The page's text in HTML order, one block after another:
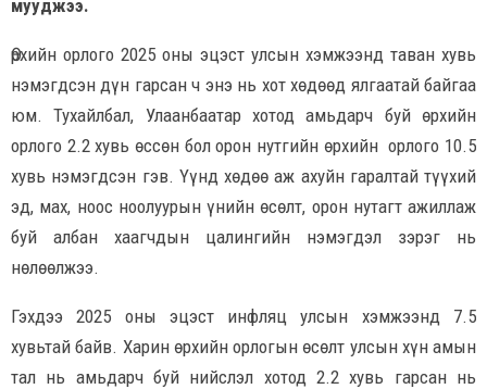
мууджээ.
Өрхийн орлого 2025 оны эцэст улсын хэмжээнд таван хувь
нэмэгдсэн дүн гарсан ч энэ нь хот хөдөөд ялгаатай байгаа
юм. Тухайлбал, Улаанбаатар хотод амьдарч буй өрхийн
орлого 2.2 хувь өссөн бол орон нутгийн өрхийн орлого 10.5
хувь нэмэгдсэн гэв. Үүнд хөдөө аж ахуйн гаралтай түүхий
эд, мах, ноос ноолуурын үнийн өсөлт, орон нутагт ажиллаж
буй албан хаагчдын цалингийн нэмэгдэл зэрэг нь
нөлөөлжээ.
Гэхдээ 2025 оны эцэст инфляц улсын хэмжээнд 7.5
хувьтай байв. Харин өрхийн орлогын өсөлт улсын хүн амын
тал нь амьдарч буй нийслэл хотод 2.2 хувь гарсан нь